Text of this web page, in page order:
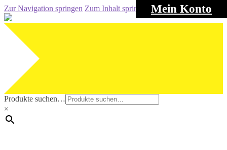
Mein Konto
Zur Navigation springen Zum Inhalt springen
Produkte suchen…
×